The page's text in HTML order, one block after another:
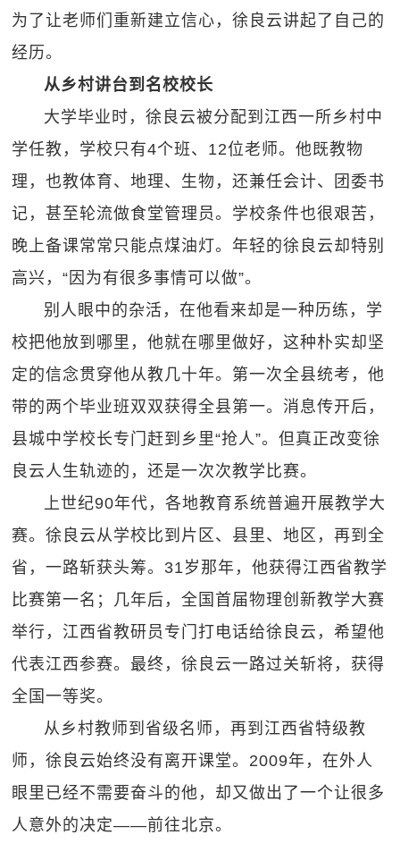
为了让老师们重新建立信心，徐良云讲起了自己的
经历。
从乡村讲台到名校校长
大学毕业时，徐良云被分配到江西一所乡村中
学任教，学校只有4个班、12位老师。他既教物
理，也教体育、地理、生物，还兼任会计、团委书
记，甚至轮流做食堂管理员。学校条件也很艰苦，
晚上备课常常只能点煤油灯。年轻的徐良云却特别
高兴，“因为有很多事情可以做”。
别人眼中的杂活，在他看来却是一种历练，学
校把他放到哪里，他就在哪里做好，这种朴实却坚
定的信念贯穿他从教几十年。第一次全县统考，他
带的两个毕业班双双获得全县第一。消息传开后，
县城中学校长专门赶到乡里“抢人”。但真正改变徐
良云人生轨迹的，还是一次次教学比赛。
上世纪90年代，各地教育系统普遍开展教学大
赛。徐良云从学校比到片区、县里、地区，再到全
省，一路斩获头筹。31岁那年，他获得江西省教学
比赛第一名；几年后，全国首届物理创新教学大赛
举行，江西省教研员专门打电话给徐良云，希望他
代表江西参赛。最终，徐良云一路过关斩将，获得
全国一等奖。
从乡村教师到省级名师，再到江西省特级教
师，徐良云始终没有离开课堂。2009年，在外人
眼里已经不需要奋斗的他，却又做出了一个让很多
人意外的决定——前往北京。